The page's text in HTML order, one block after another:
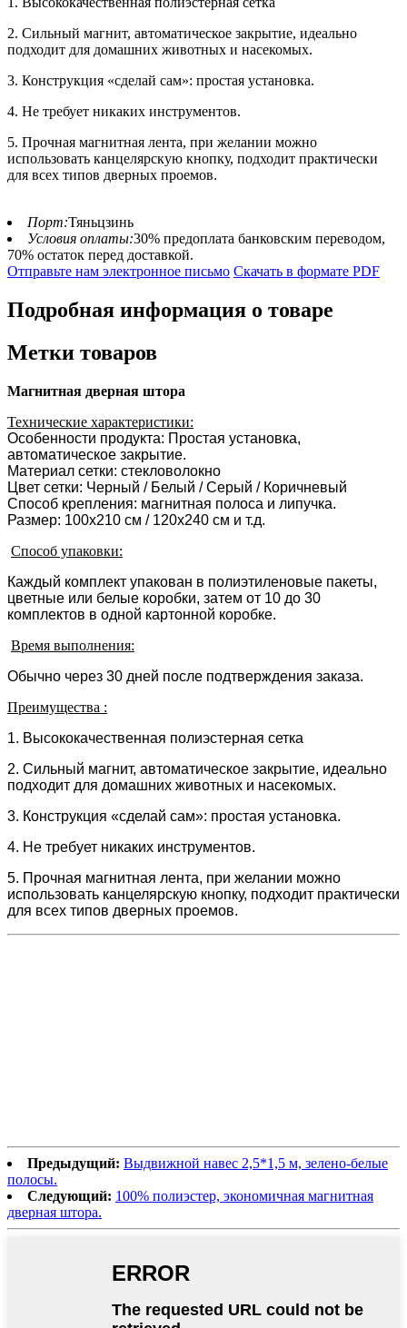
2. Сильный магнит, автоматическое закрытие, идеально
подходит для домашних животных и насекомых.
3. Конструкция «сделай сам»: простая установка.
4. Не требует никаких инструментов.
5. Прочная магнитная лента, при желании можно
использовать канцелярскую кнопку, подходит практически
для всех типов дверных проемов.
Порт:Тяньцзинь
Условия оплаты:30% предоплата банковским переводом,
70% остаток перед доставкой.
Отправьте нам электронное письмо Скачать в формате PDF
Подробная информация о товаре
Метки товаров
Магнитная дверная штора
Технические характеристики:
Особенности продукта: Простая установка,
автоматическое закрытие.
Материал сетки: стекловолокно
Цвет сетки: Черный / Белый / Серый / Коричневый
Способ крепления: магнитная полоса и липучка.
Размер: 100x210 см / 120x240 см и т.д.
Способ упаковки:
Каждый комплект упакован в полиэтиленовые пакеты,
цветные или белые коробки, затем от 10 до 30
комплектов в одной картонной коробке.
Время выполнения:
Обычно через 30 дней после подтверждения заказа.
Преимущества :
1. Высококачественная полиэстерная сетка
2. Сильный магнит, автоматическое закрытие, идеально
подходит для домашних животных и насекомых.
3. Конструкция «сделай сам»: простая установка.
4. Не требует никаких инструментов.
5. Прочная магнитная лента, при желании можно
использовать канцелярскую кнопку, подходит практически
для всех типов дверных проемов.
Предыдущий: Выдвижной навес 2,5*1,5 м, зелено-белые
полосы.
Следующий: 100% полиэстер, экономичная магнитная
дверная штора.